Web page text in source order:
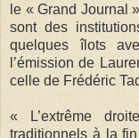
le « Grand Journal
sont des
quelques îlots
l’émission de
celle de Frédéric
« L’extrême
traditionnels à la